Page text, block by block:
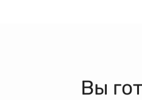
Вы